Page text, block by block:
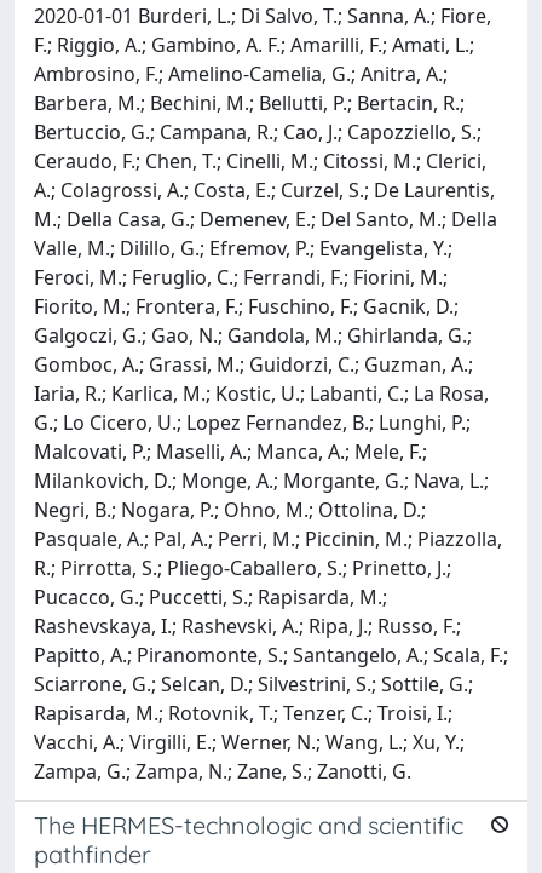
2020-01-01 Burderi, L.; Di Salvo, T.; Sanna, A.; Fiore,
F.; Riggio, A.; Gambino, A. F.; Amarilli, F.; Amati, L.;
Ambrosino, F.; Amelino-Camelia, G.; Anitra, A.;
Barbera, M.; Bechini, M.; Bellutti, P.; Bertacin, R.;
Bertuccio, G.; Campana, R.; Cao, J.; Capozziello, S.;
Ceraudo, F.; Chen, T.; Cinelli, M.; Citossi, M.; Clerici,
A.; Colagrossi, A.; Costa, E.; Curzel, S.; De Laurentis,
M.; Della Casa, G.; Demenev, E.; Del Santo, M.; Della
Valle, M.; Dilillo, G.; Efremov, P.; Evangelista, Y.;
Feroci, M.; Feruglio, C.; Ferrandi, F.; Fiorini, M.;
Fiorito, M.; Frontera, F.; Fuschino, F.; Gacnik, D.;
Galgoczi, G.; Gao, N.; Gandola, M.; Ghirlanda, G.;
Gomboc, A.; Grassi, M.; Guidorzi, C.; Guzman, A.;
Iaria, R.; Karlica, M.; Kostic, U.; Labanti, C.; La Rosa,
G.; Lo Cicero, U.; Lopez Fernandez, B.; Lunghi, P.;
Malcovati, P.; Maselli, A.; Manca, A.; Mele, F.;
Milankovich, D.; Monge, A.; Morgante, G.; Nava, L.;
Negri, B.; Nogara, P.; Ohno, M.; Ottolina, D.;
Pasquale, A.; Pal, A.; Perri, M.; Piccinin, M.; Piazzolla,
R.; Pirrotta, S.; Pliego-Caballero, S.; Prinetto, J.;
Pucacco, G.; Puccetti, S.; Rapisarda, M.;
Rashevskaya, I.; Rashevski, A.; Ripa, J.; Russo, F.;
Papitto, A.; Piranomonte, S.; Santangelo, A.; Scala, F.;
Sciarrone, G.; Selcan, D.; Silvestrini, S.; Sottile, G.;
Rapisarda, M.; Rotovnik, T.; Tenzer, C.; Troisi, I.;
Vacchi, A.; Virgilli, E.; Werner, N.; Wang, L.; Xu, Y.;
Zampa, G.; Zampa, N.; Zane, S.; Zanotti, G.
The HERMES-technologic and scientific
pathfinder